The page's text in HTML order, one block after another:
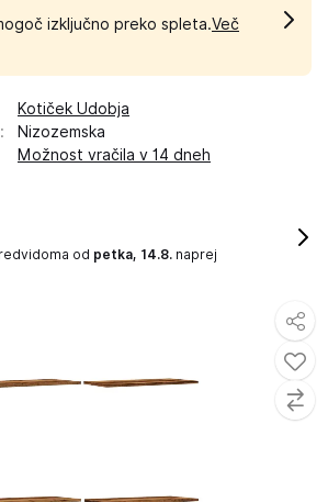
izključno preko spleta.Več
Kotiček Udobja
:
Nizozemska
Možnost vračila v 14 dneh
od petka, 14.8. naprej